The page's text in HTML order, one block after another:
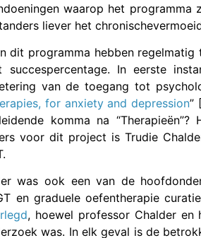
waarop het
liever het
dit programma hebben
succespercentage. In eerste
van de toegang tot
for anxiety and depression”
komma na
voor dit project is Trudie
was ook een van de
en graduele oefentherapie
, hoewel professor Chalder en
was. In elk geval is de